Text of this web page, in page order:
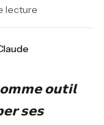
lecture
𝗼𝘂𝘁𝗶𝗹
𝘀𝗲𝘀